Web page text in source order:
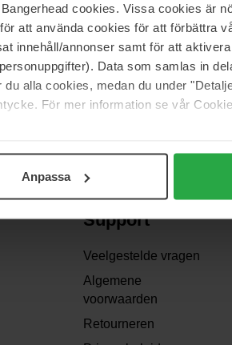
cookies. Vissa cookies är
att använda cookies för att förbättra
innehåll/annonser samt för att
Data som samlas in
alla cookies, medan du under
För mer information se vår
Anpassa
is hier bij Bangerhead
Support
Veelgestelde vragen
Algemene
voorwaarden
Retourneren